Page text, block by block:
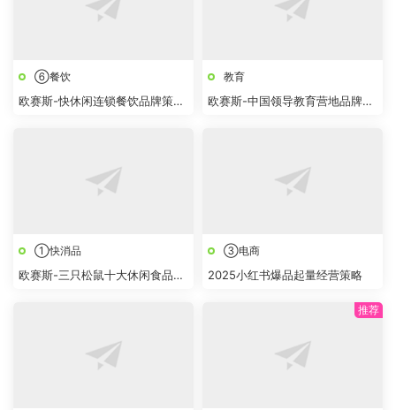
⑥餐饮
欧赛斯-快休闲连锁餐饮品牌策略
教育
欧赛斯-中国领导教育营地品牌狐
①快消品
欧赛斯-三只松鼠十大休闲食品品
③电商
2025小红书爆品起量经营策略